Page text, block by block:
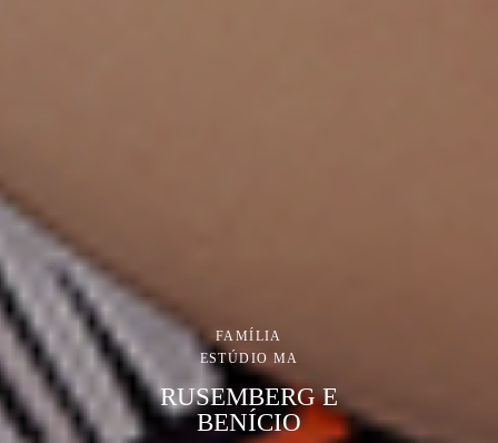
FAMÍLIA
ESTÚDIO MA
RUSEMBERG E
BENÍCIO